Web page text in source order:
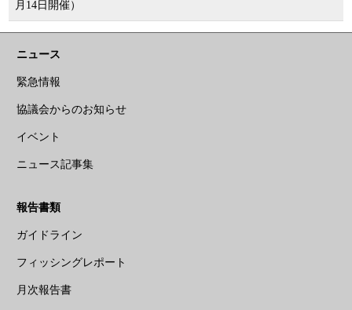
月14日開催）
ニュース
緊急情報
協議会からのお知らせ
イベント
ニュース記事集
報告書類
ガイドライン
フィッシングレポート
月次報告書